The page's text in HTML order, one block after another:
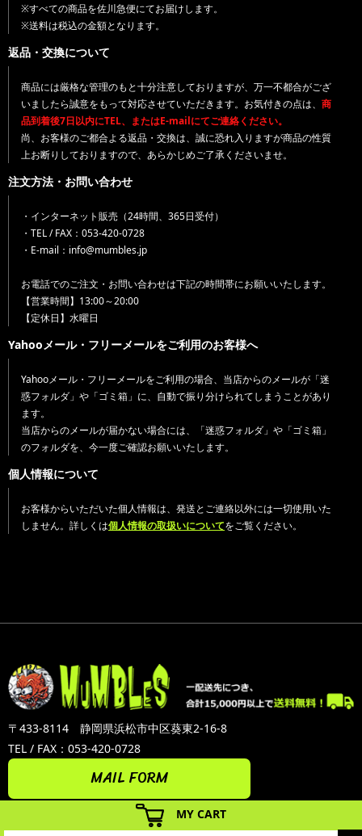
MY CART
※すべての商品を佐川急便にてお届けします。
※送料は税込の金額となります。
返品・交換について
商品には厳格な管理のもと十分注意しておりますが、万一不都合がござ
いましたら誠意をもって対応させていただきます。お気付きの点は、 商
品到着後7日以内にTEL、またはE-mailにてご連絡ください。
尚、お客様のご都合よる返品・交換は、誠に恐れ入りますが商品の性質
上お断りしておりますので、あらかじめご了承くださいませ。
注文方法・お問い合わせ
・インターネット販売（24時間、365日受付）
・TEL / FAX：053-420-0728
・E-mail：info@mumbles.jp
お電話でのご注文・お問い合わせは下記の時間帯にお願いいたします。
【営業時間】13:00～20:00
【定休日】水曜日
Yahooメール・フリーメールをご利用のお客様へ
Yahooメール・フリーメールをご利用の場合、当店からのメールが「迷
惑フォルダ」や「ゴミ箱」に、自動で振り分けられてしまうことがあり
ます。
当店からのメールが届かない場合には、「迷惑フォルダ」や「ゴミ箱」
のフォルダを、今一度ご確認お願いいたします。
個人情報について
お客様からいただいた個人情報は、発送とご連絡以外には一切使用いた
しません。詳しくは個人情報の取扱いについてをご覧ください。
〒433-8114 静岡県浜松市中区葵東2-16-8
TEL / FAX：053-420-0728
MAIL FORM